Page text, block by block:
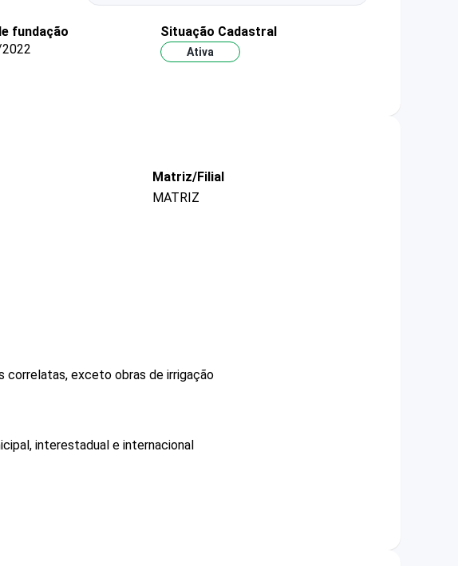
fundação
Situação Cadastral
Ativa
Matriz/Filial
MATRIZ
exceto obras de irrigação
interestadual e internacional